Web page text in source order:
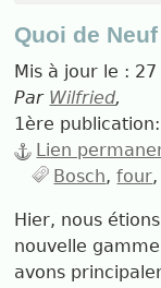
Quoi de
Mis à jour le :
Par Wilfried,
1ère publication:
Lien
Bosch
four
Hier, nous
nouvelle
avons